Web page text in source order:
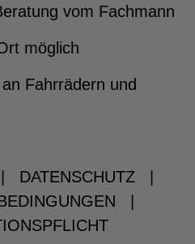
vom Fachmann
möglich
Fahrrädern und
DATENSCHUTZ